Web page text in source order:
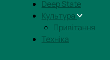
Deep State
Культура
Привітання
Техніка